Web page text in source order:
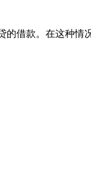
的借款。在这种情